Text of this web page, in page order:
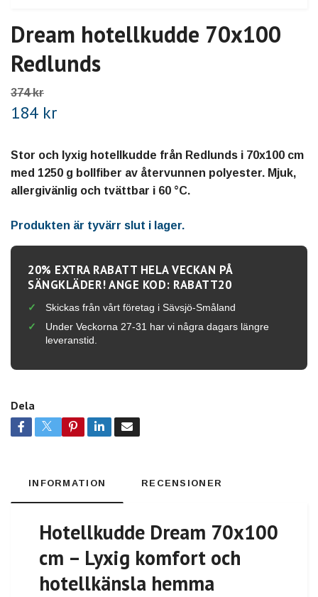
Dream hotellkudde 70x100
Redlunds
374 kr
184 kr
Stor och lyxig hotellkudde från Redlunds i 70x100 cm
med 1250 g bollfiber av återvunnen polyester. Mjuk,
allergivänlig och tvättbar i 60 °C.
Produkten är tyvärr slut i lager.
20% EXTRA RABATT HELA VECKAN PÅ
SÄNGKLÄDER! ANGE KOD: RABATT20
Skickas från vårt företag i Sävsjö-Småland
Under Veckorna 27-31 har vi några dagars längre
leveranstid.
Dela
INFORMATION RECENSIONER
Hotellkudde Dream 70x100
cm – Lyxig komfort och
hotellkänsla hemma